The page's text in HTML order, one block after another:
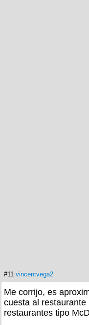
#11 vincentvega2
Me corrijo, es
cuesta al
restaurantes tipo